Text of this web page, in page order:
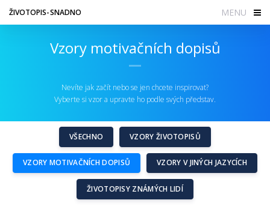
ŽIVOTOPIS-SNADNO MENU
Vzory motivačních dopisů
Nevíte jak začít nebo se jen chcete inspirovat?
Vyberte si vzor a upravte ho podle svých představ.
VŠECHNO VZORY ŽIVOTOPISŮ
VZORY MOTIVAČNÍCH DOPISŮ VZORY V JINÝCH JAZYCÍCH
ŽIVOTOPISY ZNÁMÝCH LIDÍ